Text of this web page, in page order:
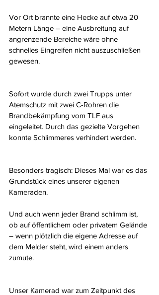
Vor Ort brannte eine Hecke auf etwa 20
Metern Länge – eine Ausbreitung auf
angrenzende Bereiche wäre ohne
schnelles Eingreifen nicht auszuschließen
gewesen.
Sofort wurde durch zwei Trupps unter
Atemschutz mit zwei C-Rohren die
Brandbekämpfung vom TLF aus
eingeleitet. Durch das gezielte Vorgehen
konnte Schlimmeres verhindert werden.
Besonders tragisch: Dieses Mal war es das
Grundstück eines unserer eigenen
Kameraden.
Und auch wenn jeder Brand schlimm ist,
ob auf öffentlichem oder privatem Gelände
– wenn plötzlich die eigene Adresse auf
dem Melder steht, wird einem anders
zumute.
Unser Kamerad war zum Zeitpunkt des